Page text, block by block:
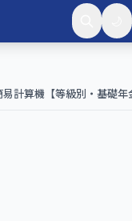
スキップ
計算機【等級別・基礎年